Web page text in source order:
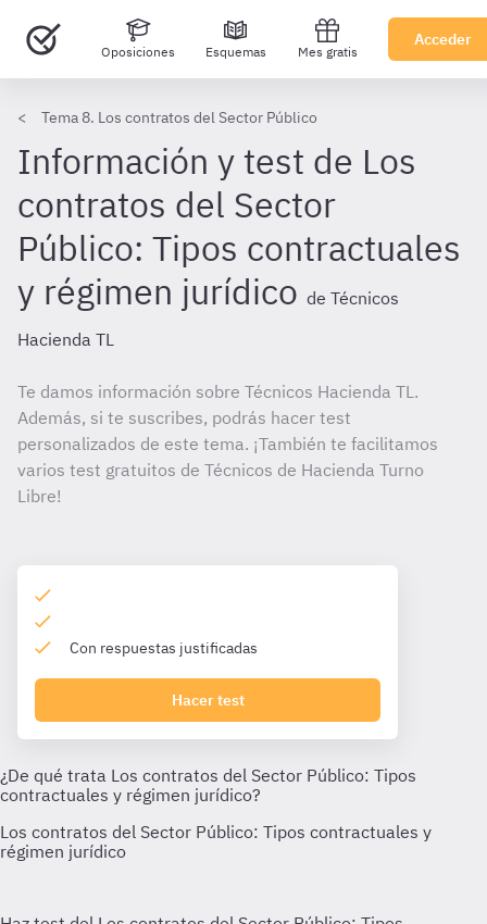
Oposiciones Esquemas Mes gratis
Acceder
Tema 8. Los contratos del Sector Público
Información y test de Los
contratos del Sector
Público: Tipos contractuales
y régimen jurídico de Técnicos
Hacienda TL
Te damos información sobre Técnicos Hacienda TL.
Además, si te suscribes, podrás hacer test
personalizados de este tema. ¡También te facilitamos
varios test gratuitos de Técnicos de Hacienda Turno
Libre!
Con respuestas justificadas
Hacer test